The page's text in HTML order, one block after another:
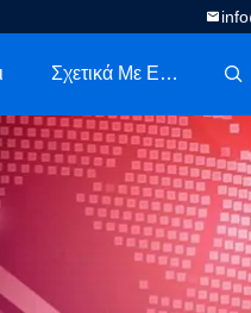
Σχετικά Με Εμάς